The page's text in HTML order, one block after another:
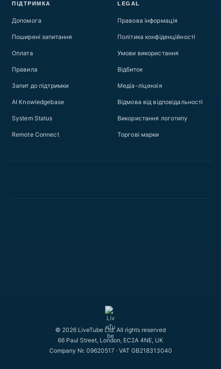
ПІДТРИМКА
Допомога
Поширені запитання
Оплата
Правила
Запит до підтримки
AI Knowledgebase
System Status
Remote Connect
LEGAL
Правова інформація
Політика конфіденційності
Умови використання
Відбиток
Медіа-ліцензія
Відмова від відповідальності
Використання логотипу
Торгові марки
© 2026 LiveTube Ltd. All rights reserved
66 Paul Street, London, EC2A 4NE, UK
Company Nr. 09620517 · VAT GB218313040